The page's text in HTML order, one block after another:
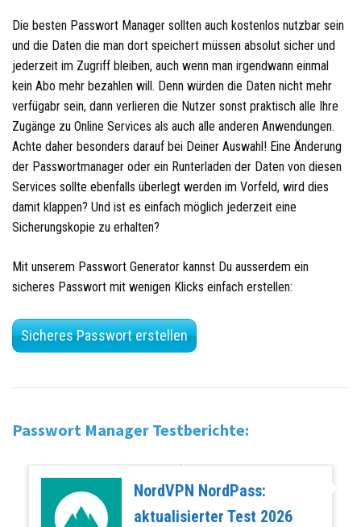
Die besten Passwort Manager sollten auch kostenlos nutzbar sein
und die Daten die man dort speichert müssen absolut sicher und
jederzeit im Zugriff bleiben, auch wenn man irgendwann einmal
kein Abo mehr bezahlen will. Denn würden die Daten nicht mehr
verfügabr sein, dann verlieren die Nutzer sonst praktisch alle Ihre
Zugänge zu Online Services als auch alle anderen Anwendungen.
Achte daher besonders darauf bei Deiner Auswahl! Eine Änderung
der Passwortmanager oder ein Runterladen der Daten von diesen
Services sollte ebenfalls überlegt werden im Vorfeld, wird dies
damit klappen? Und ist es einfach möglich jederzeit eine
Sicherungskopie zu erhalten?
Mit unserem Passwort Generator kannst Du ausserdem ein
sicheres Passwort mit wenigen Klicks einfach erstellen:
Sicheres Passwort erstellen
Passwort Manager Testberichte:
NordVPN NordPass:
aktualisierter Test 2026